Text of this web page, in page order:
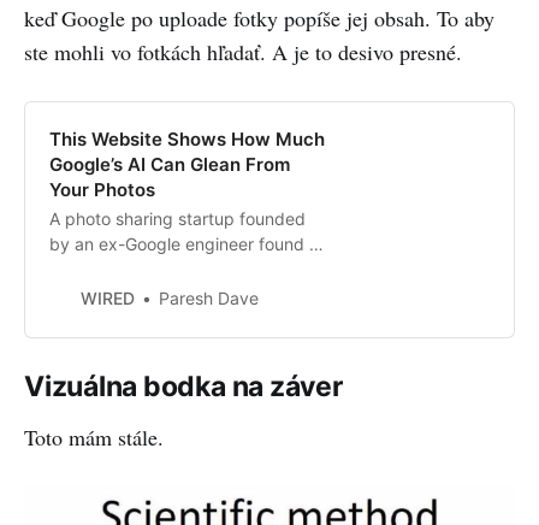
keď Google po uploade fotky popíše jej obsah. To aby
ste mohli vo fotkách hľadať. A je to desivo presné.
This Website Shows How Much
Google’s AI Can Glean From
Your Photos
A photo sharing startup founded
by an ex-Google engineer found a
against itself.
WIRED Paresh Dave
Vizuálna bodka na záver
Toto mám stále.